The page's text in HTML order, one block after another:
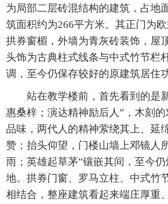
为局部二层砖混结构的建筑，占地
筑面积约为266平方米。其正门为
拱券窗楣，外墙为青灰砖装饰，屋
头饰为古典柱式线条与中式竹节栏
调，至今仍保存较好的原建筑居住
站在教学楼前，首先看到的是
惠桑梓；演达精神励后人”，木刻
品味，两代人的精神萦绕其上、延
赞；抬头仰望，门楼山墙上邓镜人
雨；英雄起草茅”镶嵌其间，至今
地。拱券门窗、罗马立柱、中式竹
相结合，整座建筑看起来端庄厚重